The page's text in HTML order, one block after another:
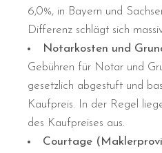
6,0%, in Bayern und
Differenz schlägt sich
Notarkosten und
Gebühren für Notar und
gesetzlich abgestuft und
Kaufpreis. In der Regel
des Kaufpreises aus.
Courtage